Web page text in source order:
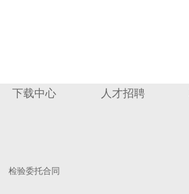
下载中心 人才招聘
检验委托合同